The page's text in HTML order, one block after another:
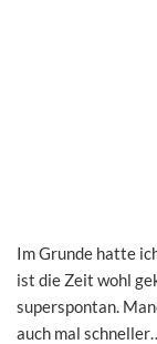
Im Grunde hatte
ist die Zeit wohl
superspontan.
auch mal